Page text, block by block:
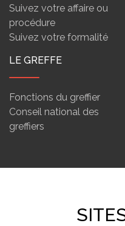
Suivez votre affaire ou
procédure
Suivez votre formalité
LE GREFFE
Fonctions du greffier
Conseil national des
greffiers